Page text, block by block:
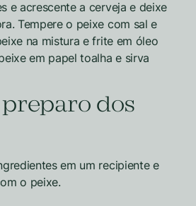
e acrescente a cerveja e deixe
Tempere o peixe com sal e
na mistura e frite em óleo
em papel toalha e sirva
dos
em um recipiente e
o peixe.